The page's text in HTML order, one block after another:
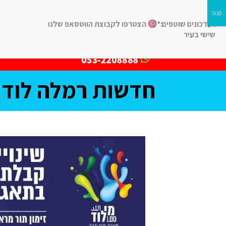
חדשות רמלה
לעדכונים שוטפים:*
הצטרפו לקבוצת הווטסאפ שלנו
שישי בעיר